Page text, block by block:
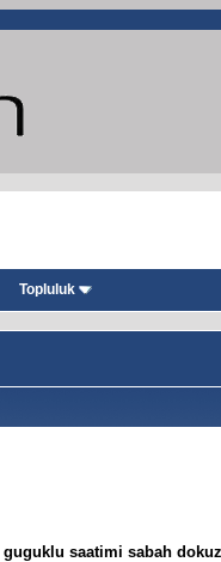
Topluluk
guguklu saatimi sabah